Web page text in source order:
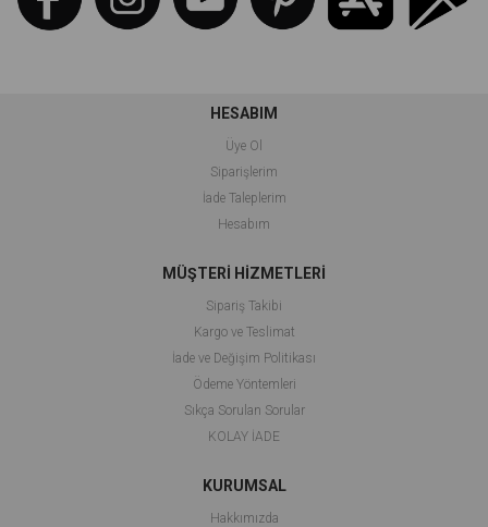
HESABIM
Üye Ol
Siparişlerim
İade Taleplerim
Hesabım
MÜŞTERİ HİZMETLERİ
Sipariş Takibi
Kargo ve Teslimat
İade ve Değişim Politikası
Ödeme Yöntemleri
Sıkça Sorulan Sorular
KOLAY İADE
KURUMSAL
Hakkımızda